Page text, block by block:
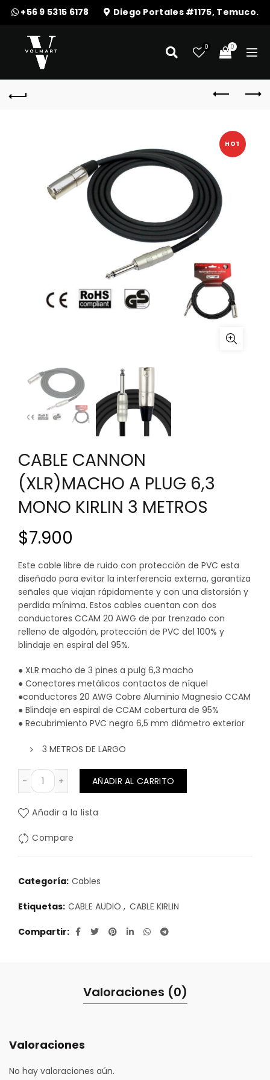
+56 9 5315 6178 Diego Portales #1175, Temuco.
0 0
HOT
CABLE CANNON
(XLR)MACHO A PLUG 6,3
MONO KIRLIN 3 METROS
$7.900
Este cable libre de ruido con protección de PVC esta
diseñado para evitar la interferencia externa, garantiza
señales que viajan rápidamente y con una distorsión y
perdida mínima. Estos cables cuentan con dos
conductores CCAM 20 AWG de par trenzado con
relleno de algodón, protección de PVC del 100% y
blindaje en espiral del 95%.
● XLR macho de 3 pines a pulg 6,3 macho
● Conectores metálicos contactos de níquel
●conductores 20 AWG Cobre Aluminio Magnesio CCAM
● Blindaje en espiral de CCAM cobertura de 95%
● Recubrimiento PVC negro 6,5 mm diámetro exterior
3 METROS DE LARGO
CABLE CANNON (XLR)MACHO A PLUG 6,3 MONO
AÑADIR AL CARRITO
Añadir a la lista
Compare
Categoría: Cables
Etiquetas: CABLE AUDIO , CABLE KIRLIN
Compartir
Valoraciones (0)
Valoraciones
No hay valoraciones aún.